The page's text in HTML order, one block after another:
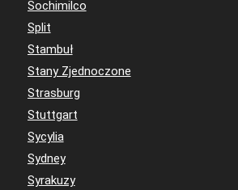
Sochimilco
Split
Stambuł
Stany Zjednoczone
Strasburg
Stuttgart
Sycylia
Sydney
Syrakuzy